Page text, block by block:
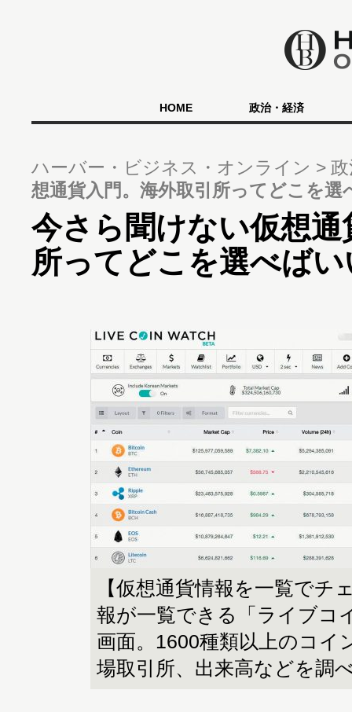
HOME 政治・経済
ハーバー・ビジネス・オンライン
想通貨入門。海外取引所ってどこを選
今さら聞けない仮想
所ってどこを選べばい
【仮想通貨情報を一覧でチ
報が一覧できる「ライブコ
画面。1600種類以上のコイ
場取引所、出来高などを調